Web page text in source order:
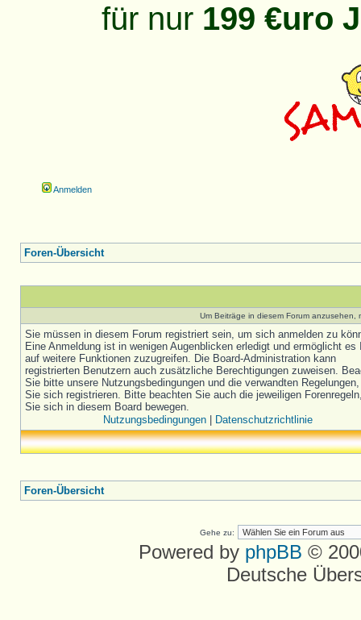
für nur 199 €uro
Anmelden
Foren-Übersicht
Um Beiträge in diesem Forum
Sie müssen in diesem Forum registriert sein, um sich anmelden zu
Eine Anmeldung ist in wenigen Augenblicken erledigt und ermöglicht es
auf weitere Funktionen zuzugreifen. Die Board-Administration kann
registrierten Benutzern auch zusätzliche Berechtigungen zuweisen.
Sie bitte unsere Nutzungsbedingungen und die verwandten
Sie sich registrieren. Bitte beachten Sie auch die jeweiligen
Sie sich in diesem Board bewegen.
Nutzungsbedingungen| Datenschutzrichtlinie
Foren-Übersicht
Gehe zu:
Powered by phpBB ©
Deutsche